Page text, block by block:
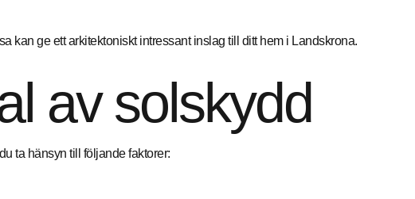
kan ge ett arkitektoniskt intressant inslag till ditt hem i Landskrona.
av solskydd
ta hänsyn till följande faktorer: